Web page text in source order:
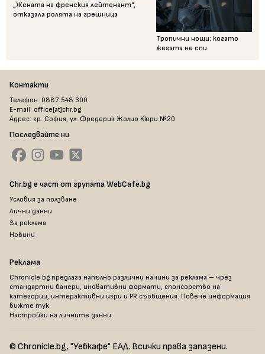
„Жената на френския лейтенант“,
отказала ролята на грешница
Тропични нощи: когато
жегата не спи
Контакти
Телефон: 0887 548 300
E-mail: office[at]chr.bg
Адрес: гр. София, ул. Фредерик Жолио Кюри №20
Последвайте ни
Chr.bg е част от групата WebCafe.bg
Условия за ползване
Лични данни
За реклама
Новини
Реклама
Chronicle.bg предлага напълно различни начини за реклама – чрез
стандартни банери, иновативни формати, спонсорство на
категории, интерактивни игри и PR съобщения. Повече информация
вижте тук.
Настройки на личните данни
© Chronicle.bg, "Уебкафе" ЕАД. Всички права запазени.